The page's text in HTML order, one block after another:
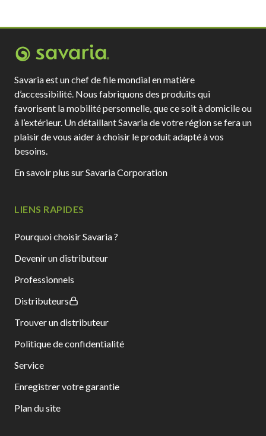
Savaria est un chef de file mondial en matière
d’accessibilité. Nous fabriquons des produits qui
favorisent la mobilité personnelle, que ce soit à domicile ou
à l’extérieur. Un détaillant Savaria de votre région se fera un
plaisir de vous aider à choisir le produit adapté à vos
besoins.
En savoir plus sur Savaria Corporation
LIENS RAPIDES
Pourquoi choisir Savaria ?
Devenir un distributeur
Professionnels
Distributeurs
Trouver un distributeur
Politique de confidentialité
Service
Enregistrer votre garantie
Plan du site